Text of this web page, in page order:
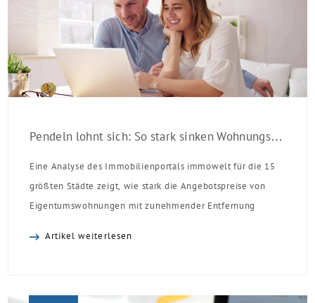
Pendeln lohnt sich: So stark sinken Wohnungspreise im Umland
Eine Analyse des Immobilienportals immowelt für die 15
größten Städte zeigt, wie stark die Angebotspreise von
Eigentumswohnungen mit zunehmender Entfernung
Artikel weiterlesen